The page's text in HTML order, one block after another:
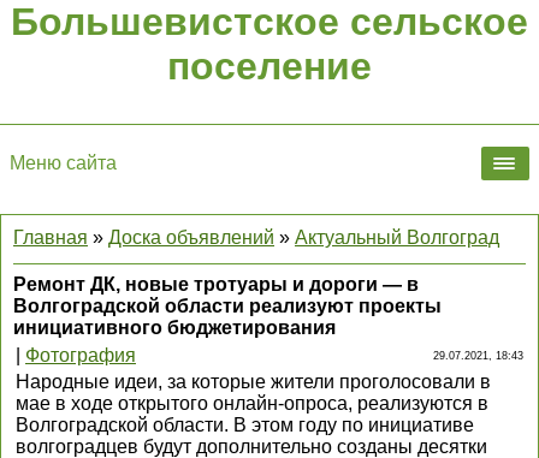
Большевистское сельское
поселение
Меню сайта
Главная » Доска объявлений » Актуальный Волгоград
Ремонт ДК, новые тротуары и дороги — в
Волгоградской области реализуют проекты
инициативного бюджетирования
Фотография 29.07.2021, 18:43
Народные идеи, за которые жители проголосовали в
мае в ходе открытого онлайн-опроса, реализуются в
Волгоградской области. В этом году по инициативе
волгоградцев будут дополнительно созданы десятки